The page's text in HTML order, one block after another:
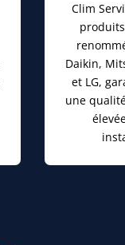
Clim
Daikin,
et LG,
une